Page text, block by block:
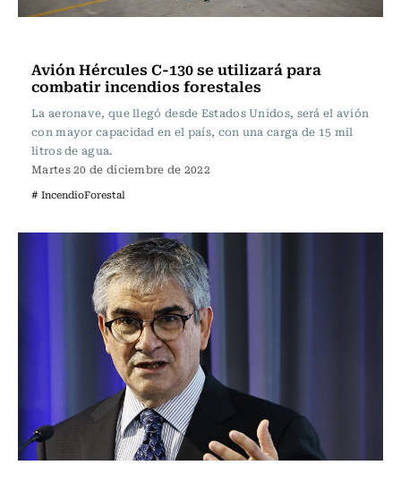
Avión Hércules C-130 se utilizará para
combatir incendios forestales
La aeronave, que llegó desde Estados Unidos, será el avión
con mayor capacidad en el país, con una carga de 15 mil
litros de agua.
Martes 20 de diciembre de 2022
# IncendioForestal